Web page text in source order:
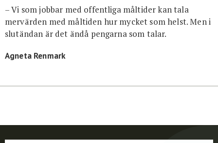
– Vi som jobbar med offentliga måltider kan tala
mervärden med måltiden hur mycket som helst. Men i
slutändan är det ändå pengarna som talar.
Agneta Renmark